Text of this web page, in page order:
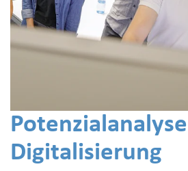
Potenzialanalyse
Digitalisierung